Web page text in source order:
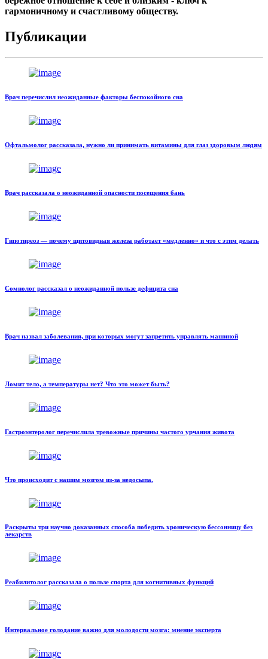
гармоничному и счастливому обществу.
Публикации
Врач перечислил неожиданные факторы беспокойного сна
Офтальмолог рассказала, нужно ли принимать витамины для глаз здоровым людям
Врач рассказала о неожиданной опасности посещения бань
Гипотиреоз — почему щитовидная железа работает «медленно» и что с этим делать
Сомнолог рассказал о неожиданной пользе дефицита сна
Врач назвал заболевания, при которых могут запретить управлять машиной
Ломит тело, а температуры нет? Что это может быть?
Гастроэнтеролог перечислила тревожные причины частого урчания живота
Что происходит с нашим мозгом из-за недосыпа.
Раскрыты три научно доказанных способа победить хроническую бессонницу без
лекарств
Реабилитолог рассказала о пользе спорта для когнитивных функций
Интервальное голодание важно для молодости мозга: мнение эксперта